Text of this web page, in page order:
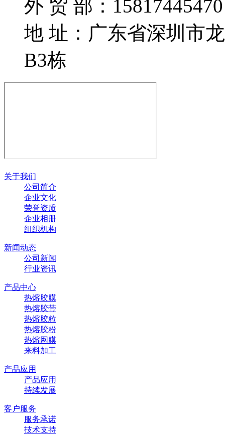
外 贸 部：
地 址：广东省深圳市
B3栋
关于我们
公司简介
企业文化
荣誉资质
企业相册
组织机构
新闻动态
公司新闻
行业资讯
产品中心
热熔胶膜
热熔胶带
热熔胶粒
热熔胶粉
热熔网膜
来料加工
产品应用
产品应用
持续发展
客户服务
服务承诺
技术支持